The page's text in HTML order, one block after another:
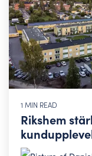
1 MIN READ
Rikshem